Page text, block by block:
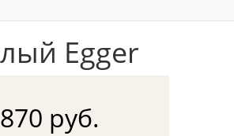
Egger
руб.